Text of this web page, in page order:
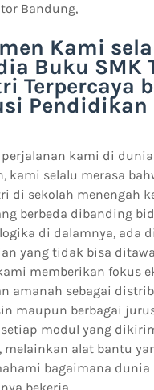
Bandung,
Kami
Buku SMK
Terpercaya
Pendidikan
perjalanan kami di
kami selalu merasa
di sekolah menengah
berbeda dibanding
di dalamnya, ada
yang tidak bisa
memberikan fokus
amanah sebagai
maupun berbagai
modul yang
melainkan alat bantu
bagaimana